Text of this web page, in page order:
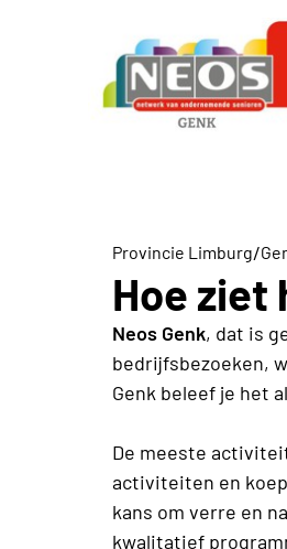
Provincie Limburg/
Hoe ziet
Neos Genk, dat is
bedrijfsbezoeken,
Genk beleef je het
De meeste
activiteiten en
kans om verre en
kwalitatief